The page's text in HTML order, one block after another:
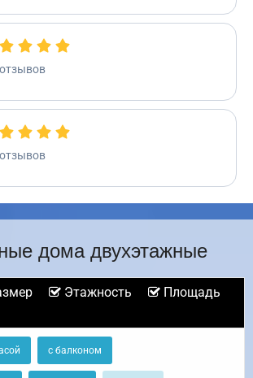
отзывов
отзывов
дома двухэтажные
Этажность
Площадь
с балконом